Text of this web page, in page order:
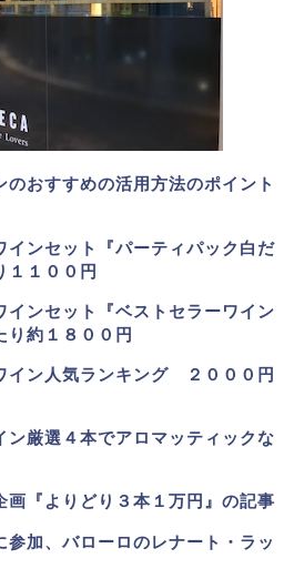
おすすめの活用方法のポイント
ンセット『パーティパック白だ
１１００円
ンセット『ベストセラーワイン
り約１８００円
イン人気ランキング ２０００円
厳選４本でアロマッティックな
『よりどり３本１万円』の記事
加、バローロのレナート・ラッ